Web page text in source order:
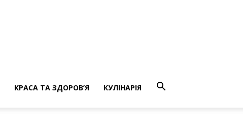
КРАСА ТА ЗДОРОВ’Я КУЛІНАРІЯ